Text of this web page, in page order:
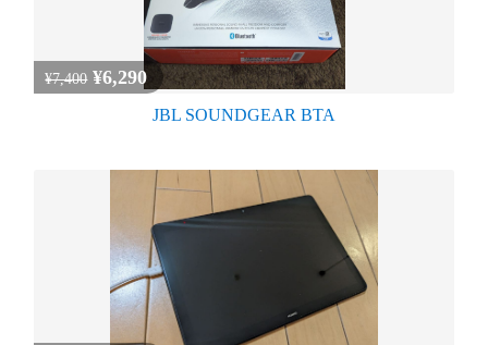
¥7,400 ¥6,290
JBL SOUNDGEAR BTA